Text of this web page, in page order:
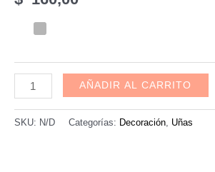
Cristales
de
decoración
AÑADIR AL CARRITO
SKU: N/D Categorías: Decoración, Uñas